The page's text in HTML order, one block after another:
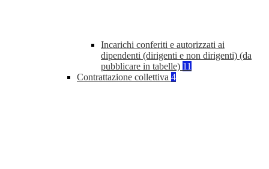
Incarichi conferiti e autorizzati ai
dipendenti (dirigenti e non dirigenti) (da
pubblicare in tabelle) 11
Contrattazione collettiva 4